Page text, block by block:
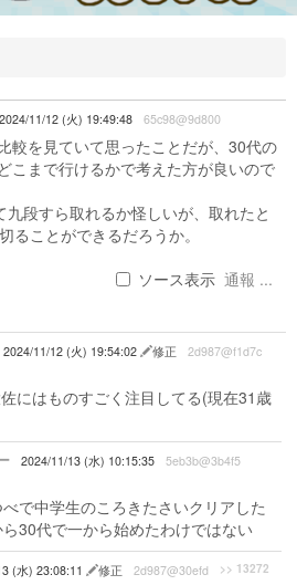
2024/11/12 (火) 19:49:48 65c98@9d800
較を見ていて思ったことだが、30代の
こまで行けるかで考えた方が良いので
段すら取れるか怪しいが、取れたと
ることができるだろうか。
ソース表示 通報 ...
2024/11/12 (火) 19:54:02 修正 2d987@f1d7c
にはものすごく注目してる(現在31歳
2024/11/13 (水) 10:15:35 5eb3b@3b4f5
で中学生のころきたさいクリアした
30代で一から始めたわけではない
(水) 23:08:11 修正 2d987@30efd >> 13272